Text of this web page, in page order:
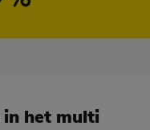
in het multi